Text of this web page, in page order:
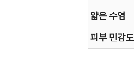
얇은 수염
피부 민감도